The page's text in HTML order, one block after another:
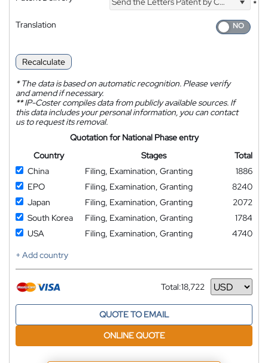
*
Translation
Recalculate
*The data is based on automatic recognition. Please verify
and amend if necessary.
**IP-Coster compiles data from publicly available sources. If
this data includes your personal information, you can contact
us to request its removal.
Quotation for National Phase entry
Country
Stages
Total
China
Filing, Examination, Granting
1886
EPO
Filing, Examination, Granting
8240
Japan
Filing, Examination, Granting
2072
South Korea
Filing, Examination, Granting
1784
USA
Filing, Examination, Granting
4740
+ Add country
Total:18,722
Currency
QUOTE TO EMAIL
ONLINE QUOTE